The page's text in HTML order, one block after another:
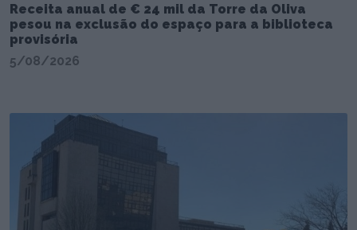
Receita anual de € 24 mil da Torre da Oliva
pesou na exclusão do espaço para a biblioteca
provisória
5/08/2026